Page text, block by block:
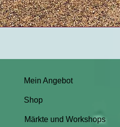
Mein Angebot
Shop
Märkte und Workshops